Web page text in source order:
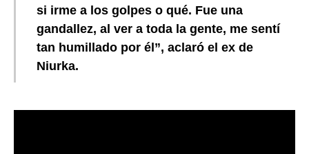
si irme a los golpes o qué. Fue una
gandallez, al ver a toda la gente, me sentí
tan humillado por él”, aclaró el ex de
Niurka.